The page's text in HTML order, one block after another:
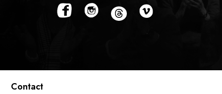
Contact